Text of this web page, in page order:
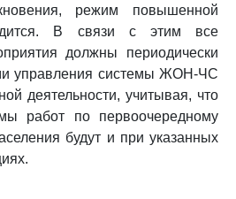
режим повышенной
В связи с этим все
должны периодически
управления системы ЖОН-ЧС
деятельности, учитывая, что
работ по первоочередному
будут и при указанных